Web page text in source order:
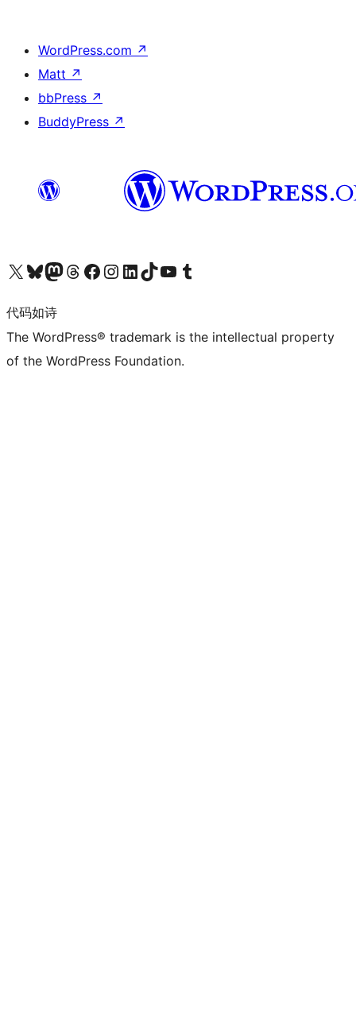
WordPress.com ↗
Matt ↗
bbPress ↗
BuddyPress ↗
关注我们的 X（原 Twitter）账号访问我们的 Bluesky 账号关注我们的 Mastodon 账号访问我们的 Threads 账号 访问我们的 Facebook 公共主页关注我们的 Instagram 账号 关注我们的 LinkedIn 主页访问我们的 TikTok 账号访问我们的 YouTube 频道 访问我们的 Tumblr 账号
代码如诗
The WordPress® trademark is the intellectual property
of the WordPress Foundation.